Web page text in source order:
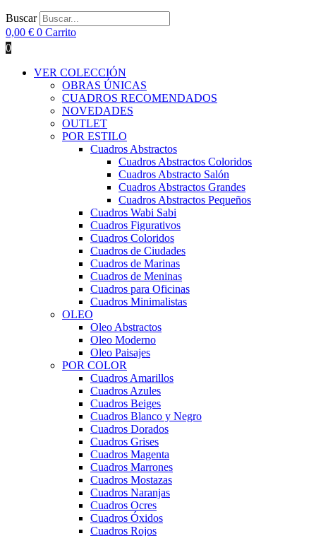
Buscar
0,00 € 0 Carrito
0
VER COLECCIÓN
OBRAS ÚNICAS
CUADROS RECOMENDADOS
NOVEDADES
OUTLET
POR ESTILO
Cuadros Abstractos
Cuadros Abstractos Coloridos
Cuadros Abstracto Salón
Cuadros Abstractos Grandes
Cuadros Abstractos Pequeños
Cuadros Wabi Sabi
Cuadros Figurativos
Cuadros Coloridos
Cuadros de Ciudades
Cuadros de Marinas
Cuadros de Meninas
Cuadros para Oficinas
Cuadros Minimalistas
OLEO
Oleo Abstractos
Oleo Moderno
Oleo Paisajes
POR COLOR
Cuadros Amarillos
Cuadros Azules
Cuadros Beiges
Cuadros Blanco y Negro
Cuadros Dorados
Cuadros Grises
Cuadros Magenta
Cuadros Marrones
Cuadros Mostazas
Cuadros Naranjas
Cuadros Ocres
Cuadros Óxidos
Cuadros Rojos